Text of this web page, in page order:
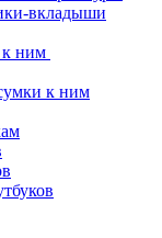
вкладыши
к ним
к ним